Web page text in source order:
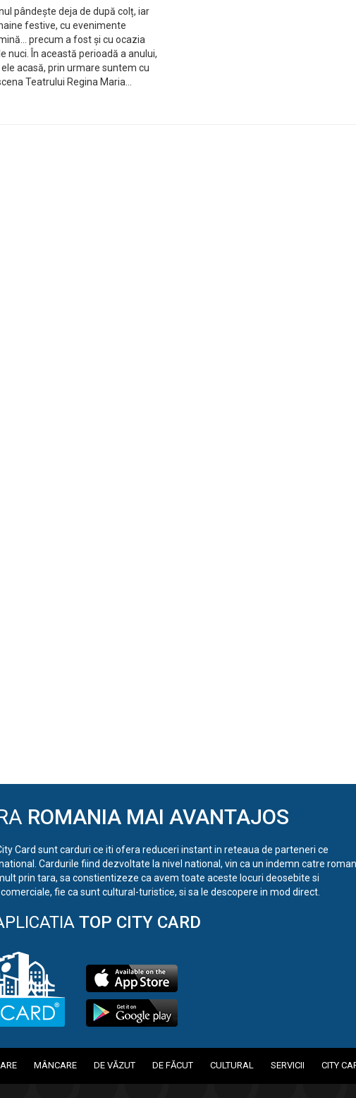
pândește deja de după colț, iar
festive, cu evenimente
precum a fost și cu ocazia
nuci. În această perioadă a anului,
acasă, prin urmare suntem cu
Teatrului Regina Maria…
ROMANIA MAI AVANTAJOS
Card sunt carduri ce iti ofera reduceri instant in reteaua de parteneri ce
Cardurile fiind dezvoltate la nivel national, vin ca un indemn catre
prin tara, sa constientizeze ca avem toate aceste locuri deosebite si
fie ca sunt cultural-turistice, si sa le descopere in mod direct.
TOP CITY CARD
MÂNCARE DE VĂZUT DE FĂCUT CULTURAL SERVICII CITY